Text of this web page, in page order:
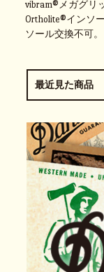
vibram®メガグリ
Ortholite®インソ
ソール交換不可。
最近見た商品